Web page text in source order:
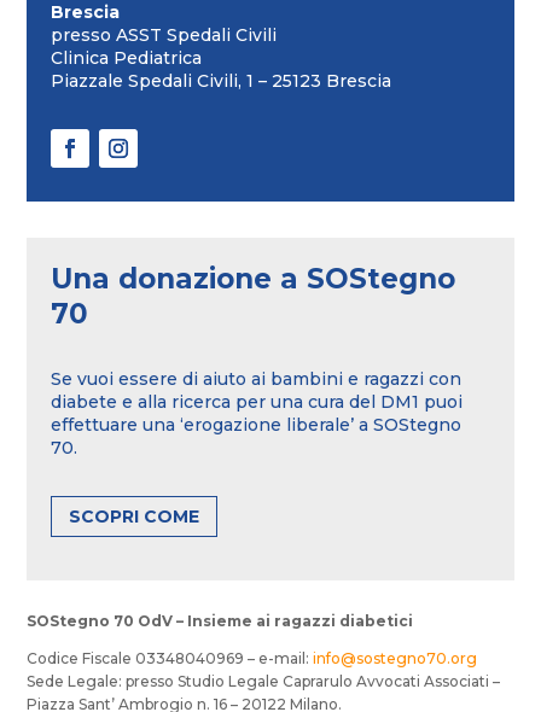
Brescia
presso ASST Spedali Civili
Clinica Pediatrica
Piazzale Spedali Civili, 1 – 25123 Brescia
Una donazione a SOStegno
70
Se vuoi essere di aiuto ai bambini e ragazzi con
diabete e alla ricerca per una cura del DM1 puoi
effettuare una ‘erogazione liberale’ a SOStegno
70.
SCOPRI COME
SOStegno 70 OdV – Insieme ai ragazzi diabetici
Codice Fiscale 03348040969 – e-mail:info@sostegno70.org
Sede Legale: presso Studio Legale Caprarulo Avvocati Associati –
Piazza Sant’ Ambrogio n. 16 – 20122 Milano.